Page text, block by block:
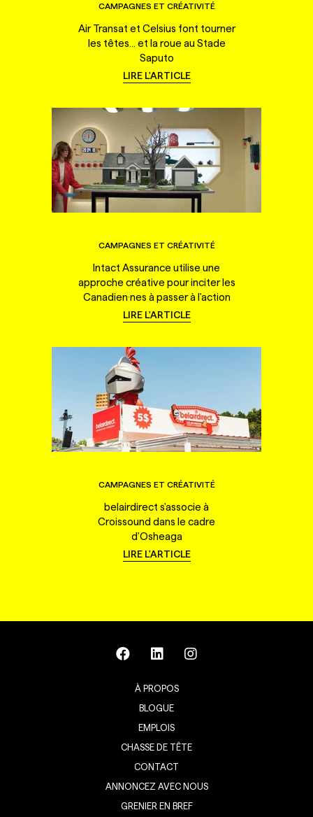
CAMPAGNES ET CRÉATIVITÉ
Air Transat et Celsius font tourner
les têtes... et la roue au Stade
Saputo
LIRE L'ARTICLE
CAMPAGNES ET CRÉATIVITÉ
Intact Assurance utilise une
approche créative pour inciter les
Canadien·nes à passer à l'action
LIRE L'ARTICLE
CAMPAGNES ET CRÉATIVITÉ
belairdirect s'associe à
Croissound dans le cadre
d'Osheaga
LIRE L'ARTICLE
À PROPOS
BLOGUE
EMPLOIS
CHASSE DE TÊTE
CONTACT
ANNONCEZ AVEC NOUS
GRENIER EN BREF